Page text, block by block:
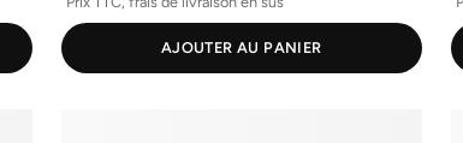
AJOUTER AU PANIER